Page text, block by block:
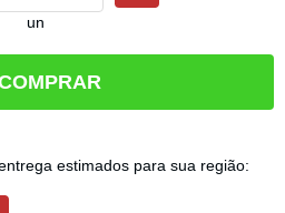
un
estimados para sua região: